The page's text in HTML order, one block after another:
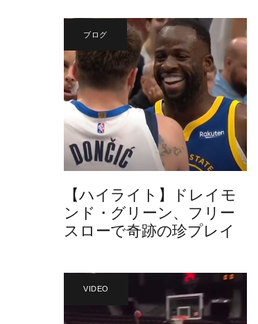
ブログ
【ハイライト】ドレイモ
ンド・グリーン、フリー
スローで奇跡の珍プレイ
VIDEO